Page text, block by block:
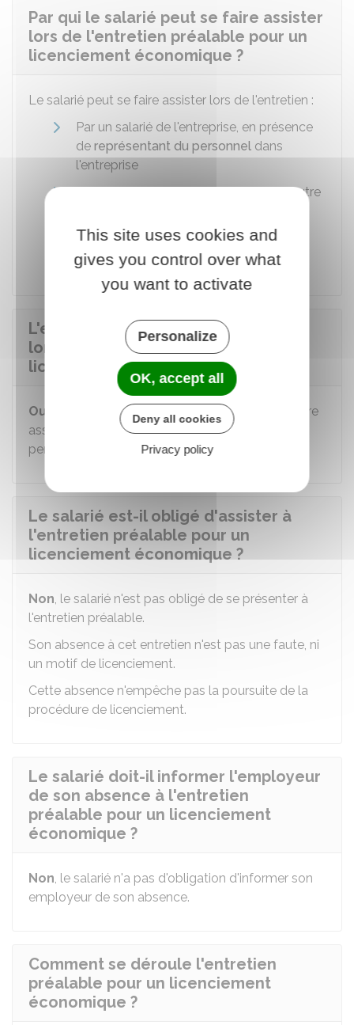
Par qui le salarié peut se faire assister
lors de l'entretien préalable pour un
licenciement économique ?
Le salarié peut se faire assister lors de l'entretien :
Par un salarié de l'entreprise, en présence
de représentant du personnel dans
l'entreprise
Ou par unconseiller du salariéou un autre
l'absence de représentant du personnel
L'employeur peut-il se faire assister
lors de l'entretien préalable pour un
licenciement économique ?
Oui
, l'employeur ou son représentant peut se faire
assister par une personne appartenant au
personnel de l'entreprise.
Le salarié est-il obligé d'assister à
l'entretien préalable pour un
licenciement économique ?
Non, le salarié n'est pas obligé de se présenter à
l'entretien préalable.
Son absence à cet entretien n'est pas une faute, ni
un motif de licenciement.
Cette absence n'empêche pas la poursuite de la
procédure de licenciement.
Le salarié doit-il informer l'employeur
de son absence à l'entretien
préalable pour un licenciement
économique ?
Non, le salarié n'a pas d'obligation d'informer son
employeur de son absence.
Comment se déroule l'entretien
préalable pour un licenciement
économique ?
This site uses cookies and
gives you control over what
you want to activate
Personalize
OK, accept all
Deny all cookies
Privacy policy